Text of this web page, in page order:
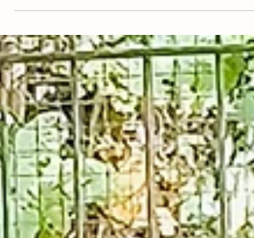
Maschinenlärm und Beton, begann im April
die roten Katerbrüder Riggs und Orson zur
Welt. Winzig und unerfahren wagten sie ihre
ersten Schritte in eine Welt, die kleinen
Fellnasen wenig Schutz bot. Zum Glück
bemerkten aufmerksame Mitarbeiter die
beiden. Mit Geduld und Fürsorge fingen sie
die jungen Kater mit ihrer Mutter ein und
brachten sie ins Tierheim – der erste Schritt
in ein Leben voller Sicherh